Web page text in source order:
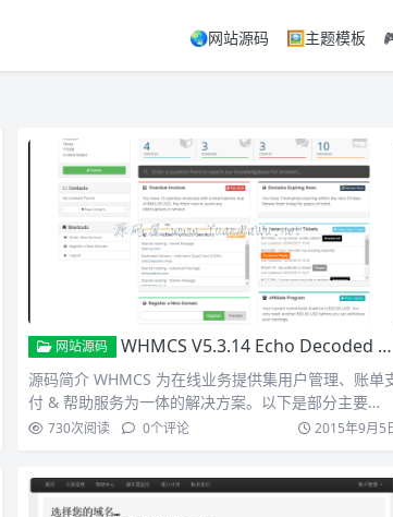
🌏网站源码 🖼️主题模板
网站源码 WHMCS V5.3.14 Echo Decoded 全解码破解版 无需Ioncube 实测可用
源码简介 WHMCS 为在线业务提供集用户管理、账单
付 & 帮助服务为一体的解决方案。以下是部分主要…
730次阅读 0个评论 2015年9月5